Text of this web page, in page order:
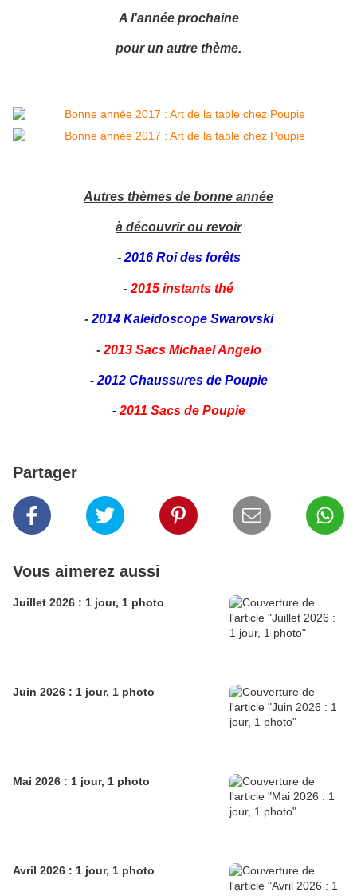
A l'année prochaine
pour un autre thème.
Autres thèmes de bonne année
à découvrir ou revoir
- 2016 Roi des forêts
- 2015 instants thé
- 2014 Kaleidoscope Swarovski
- 2013 Sacs Michael Angelo
- 2012 Chaussures de Poupie
- 2011 Sacs de Poupie
Partager
Vous aimerez aussi
Juillet 2026 : 1 jour, 1 photo
Juin 2026 : 1 jour, 1 photo
Mai 2026 : 1 jour, 1 photo
Avril 2026 : 1 jour, 1 photo